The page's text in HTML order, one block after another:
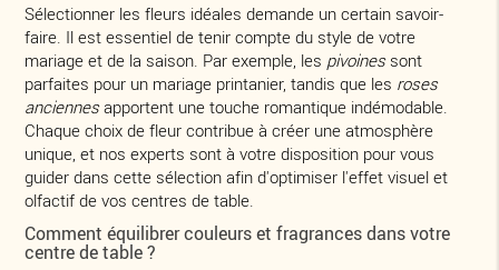
Sélectionner les fleurs idéales demande un certain savoir-
faire. Il est essentiel de tenir compte du style de votre
mariage et de la saison. Par exemple, les pivoinessont
parfaites pour un mariage printanier, tandis que les roses
anciennesapportent une touche romantique indémodable.
Chaque choix de fleur contribue à créer une atmosphère
unique, et nos experts sont à votre disposition pour vous
guider dans cette sélection afin d'optimiser l'effet visuel et
olfactif de vos centres de table.
Comment équilibrer couleurs et fragrances dans votre
centre de table ?